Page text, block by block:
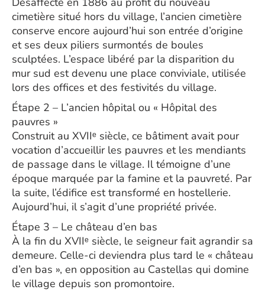
cimetière situé hors du village, l’ancien cimetière
conserve encore aujourd’hui son entrée d’origine
et ses deux piliers surmontés de boules
sculptées. L’espace libéré par la disparition du
mur sud est devenu une place conviviale, utilisée
lors des offices et des festivités du village.
Étape 2 – L’ancien hôpital ou « Hôpital des
pauvres »
Construit au XVIIᵉ siècle, ce bâtiment avait pour
vocation d’accueillir les pauvres et les mendiants
de passage dans le village. Il témoigne d’une
époque marquée par la famine et la pauvreté. Par
la suite, l’édifice est transformé en hostellerie.
Aujourd’hui, il s’agit d’une propriété privée.
Étape 3 – Le château d’en bas
À la fin du XVIIᵉ siècle, le seigneur fait agrandir sa
demeure. Celle-ci deviendra plus tard le « château
d’en bas », en opposition au Castellas qui domine
le village depuis son promontoire.